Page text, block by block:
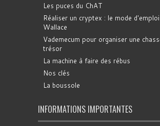
Les puces du ChAT
Réaliser un cryptex : le mode
Wallace
Vademecum pour organiser une
trésor
La machine à faire des rébus
Nos clés
La boussole
INFORMATIONS IMPORTANTES